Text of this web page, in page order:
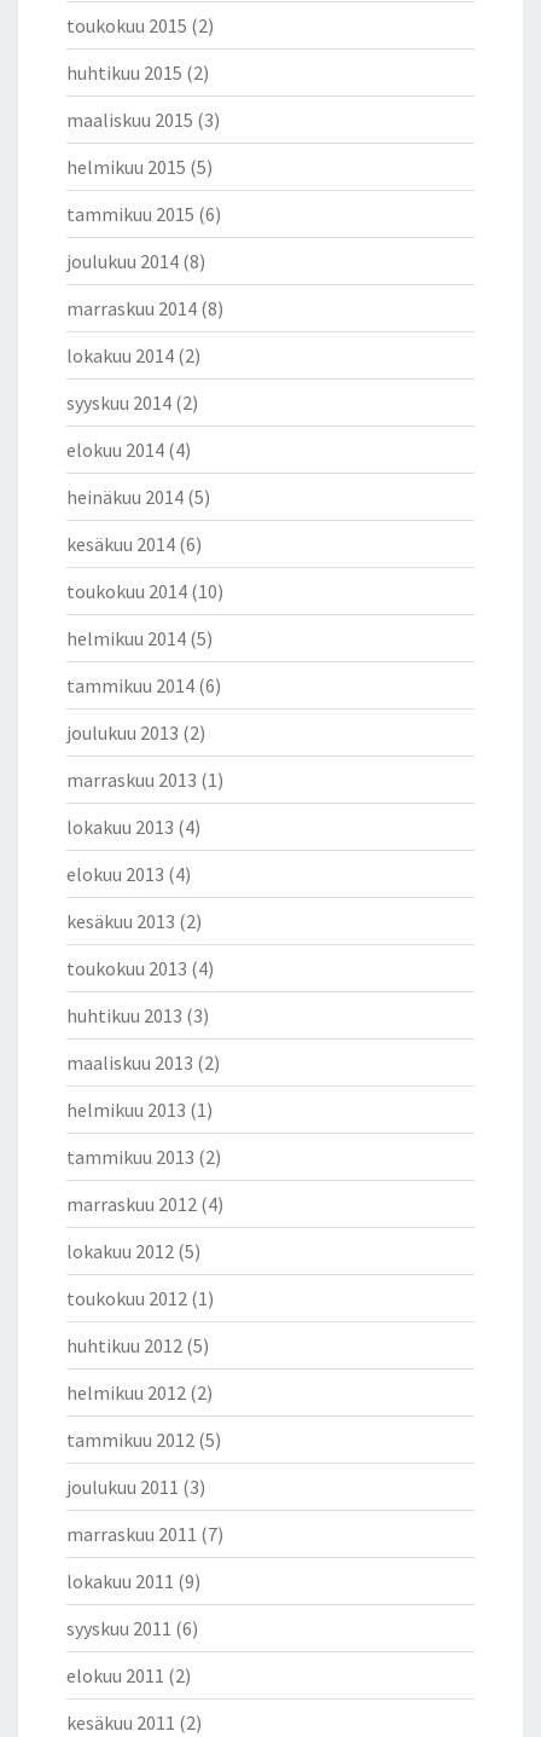
toukokuu 2015 (2)
huhtikuu 2015 (2)
maaliskuu 2015 (3)
helmikuu 2015 (5)
tammikuu 2015 (6)
joulukuu 2014 (8)
marraskuu 2014 (8)
lokakuu 2014 (2)
syyskuu 2014 (2)
elokuu 2014 (4)
heinäkuu 2014 (5)
kesäkuu 2014 (6)
toukokuu 2014 (10)
helmikuu 2014 (5)
tammikuu 2014 (6)
joulukuu 2013 (2)
marraskuu 2013 (1)
lokakuu 2013 (4)
elokuu 2013 (4)
kesäkuu 2013 (2)
toukokuu 2013 (4)
huhtikuu 2013 (3)
maaliskuu 2013 (2)
helmikuu 2013 (1)
tammikuu 2013 (2)
marraskuu 2012 (4)
lokakuu 2012 (5)
toukokuu 2012 (1)
huhtikuu 2012 (5)
helmikuu 2012 (2)
tammikuu 2012 (5)
joulukuu 2011 (3)
marraskuu 2011 (7)
lokakuu 2011 (9)
syyskuu 2011 (6)
elokuu 2011 (2)
kesäkuu 2011 (2)